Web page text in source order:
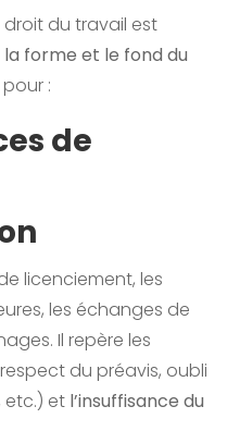
droit du travail est
la forme et le fond du
:
de
licenciement, les
les échanges de
Il repère les
du préavis, oubli
etc.) et l’insuffisance du